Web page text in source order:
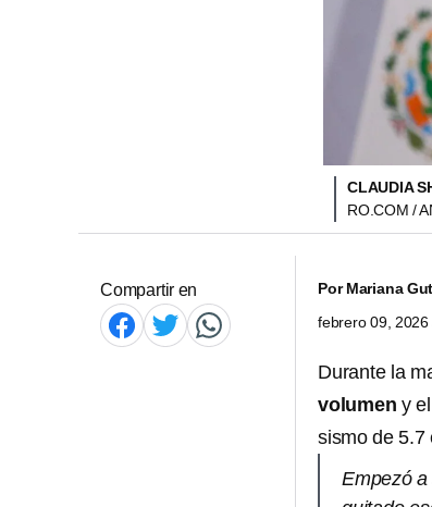
CLAUDIA
RO.COM /
Compartir en PorMariana
febrero 09,
Durante la
volumen y el
sismo de 5.7
Empezó